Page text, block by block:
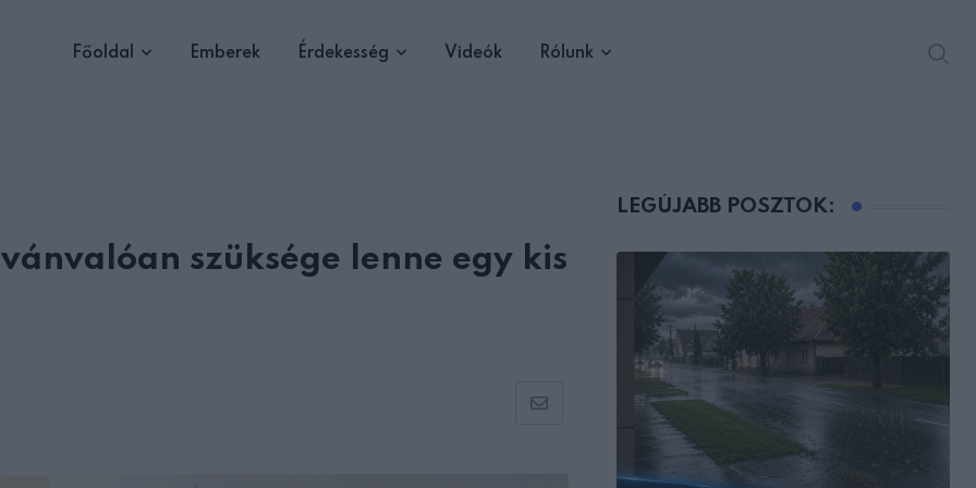
Főoldal Emberek Érdekesség Videók Rólunk
szüksége lenne egy kis
Share
LEGÚJABB POSZTOK: